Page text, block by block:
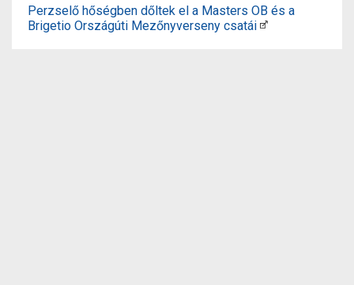
Perzselő hőségben dőltek el a Masters OB és a
Brigetio Országúti Mezőnyverseny csatái